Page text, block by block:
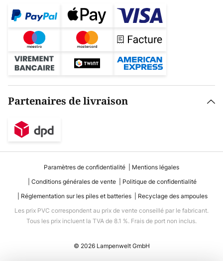
Partenaires de livraison
Paramètres de confidentialité
Mentions légales
Conditions générales de vente
Politique de confidentialité
Réglementation sur les piles et batteries
Recyclage des ampoules
Les prix PVC correspondent au prix de vente conseillé par le fabricant.
Tous les prix incluent la TVA de 8.1 %. Frais de port non inclus.
© 2026 Lampenwelt GmbH